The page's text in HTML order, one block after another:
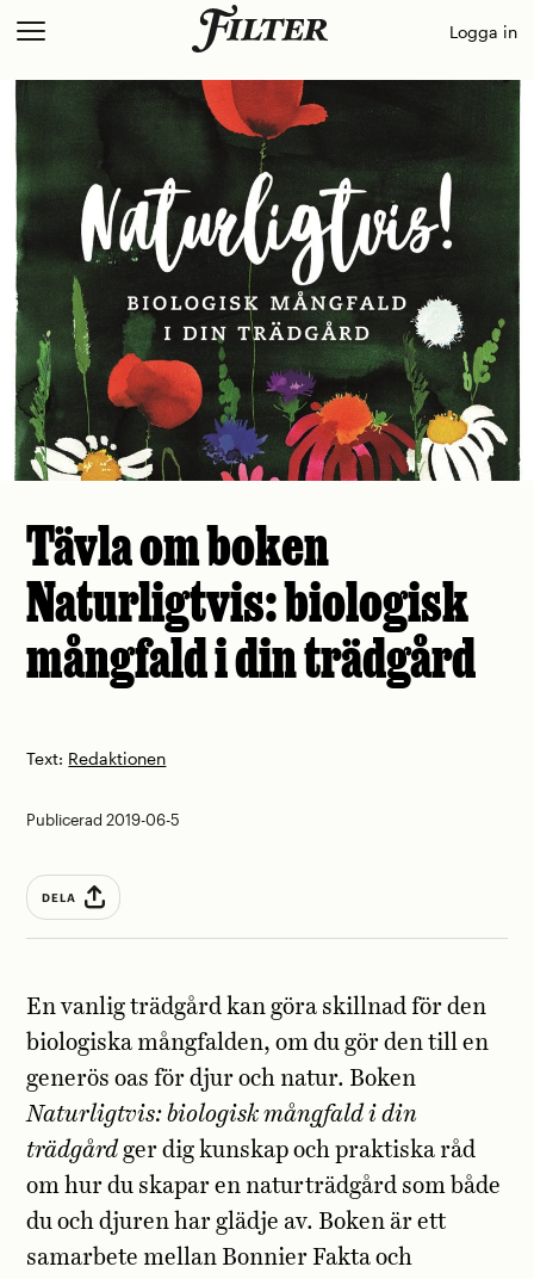
Skip
content
Logga in
Tävla om boken
Naturligtvis: biologisk
mångfald i din trädgård
Text: Redaktionen
Publicerad 2019-06-5
DELA
En vanlig trädgård kan göra skillnad för den
biologiska mångfalden, om du gör den till en
generös oas för djur och natur. Boken
Naturligtvis: biologisk mångfald i din
trädgårdger dig kunskap och praktiska råd
om hur du skapar en naturträdgård som både
du och djuren har glädje av. Boken är ett
samarbete mellan Bonnier Fakta och